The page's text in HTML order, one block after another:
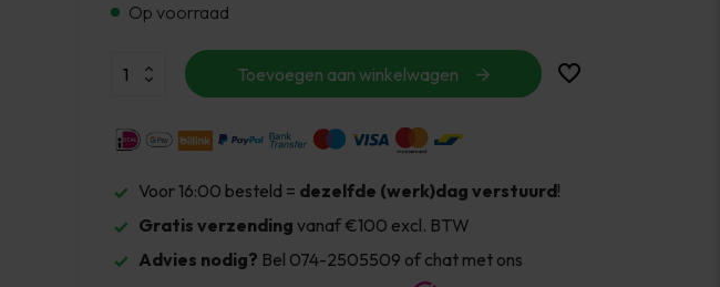
Op voorraad
Toevoegen aan winkelwagen
Voor 16:00 besteld = dezelfde (werk)dag verstuurd!
Gratis verzending vanaf €100 excl. BTW
Advies nodig? Bel 074-2505509 of chat met ons